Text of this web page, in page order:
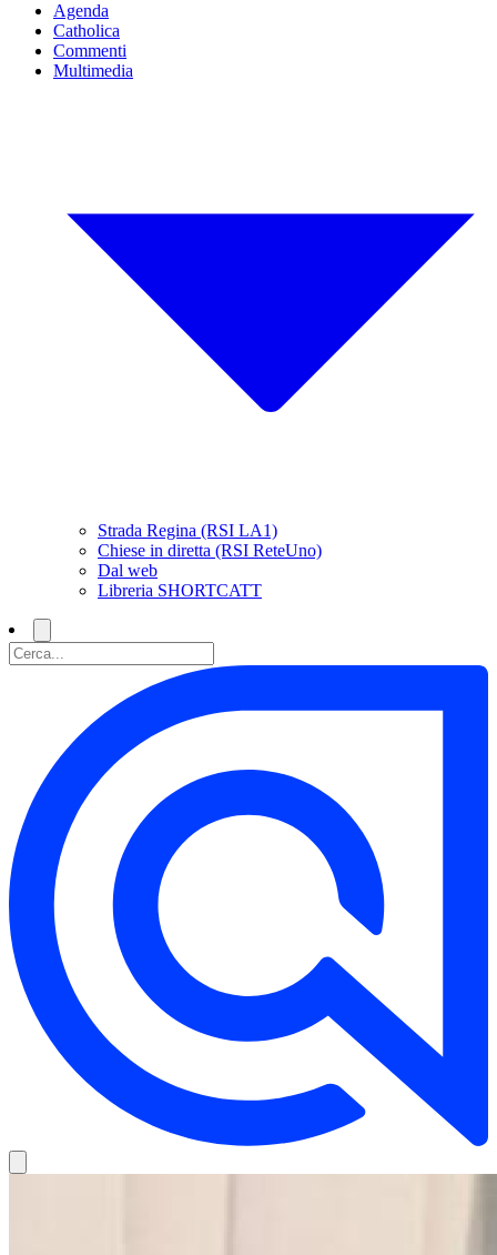
Agenda
Catholica
Commenti
Multimedia
Strada Regina (RSI LA1)
Chiese in diretta (RSI ReteUno)
Dal web
Libreria SHORTCATT